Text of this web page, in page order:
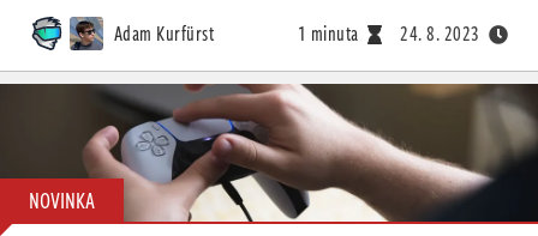
Adam Kurfürst 1 minuta 24. 8. 2023
NOVINKA